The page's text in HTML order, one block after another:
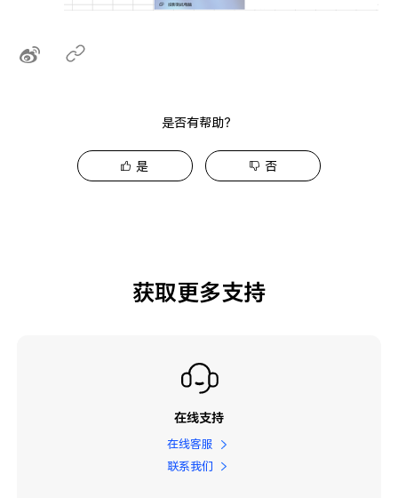
是否有帮助？
是 否
获取更多支持
在线支持
在线客服
联系我们